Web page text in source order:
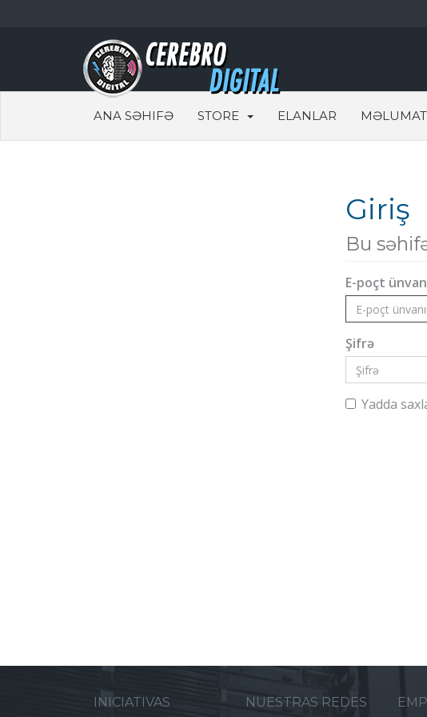
ANA SƏHIFƏ STORE ELANLAR
Giriş
Bu
E-poçt
Şifrə
Yadda
INICIATIVAS NUESTRAS REDES